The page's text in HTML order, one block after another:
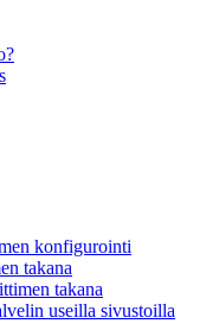
konfigurointi
takana
takana
useilla sivustoilla